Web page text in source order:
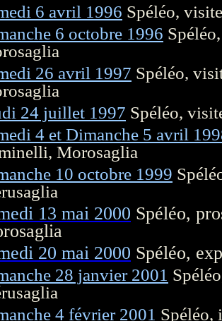
6 avril 1996 Spéléo,
6 octobre 1996
26 avril 1997 Spéléo,
24 juillet 1997 Spéléo,
4 et Dimanche 5 avril
Morosaglia
10 octobre 1999
13 mai 2000 Spéléo,
20 mai 2000 Spéléo,
28 janvier 2001
4 février 2001 Spéléo,